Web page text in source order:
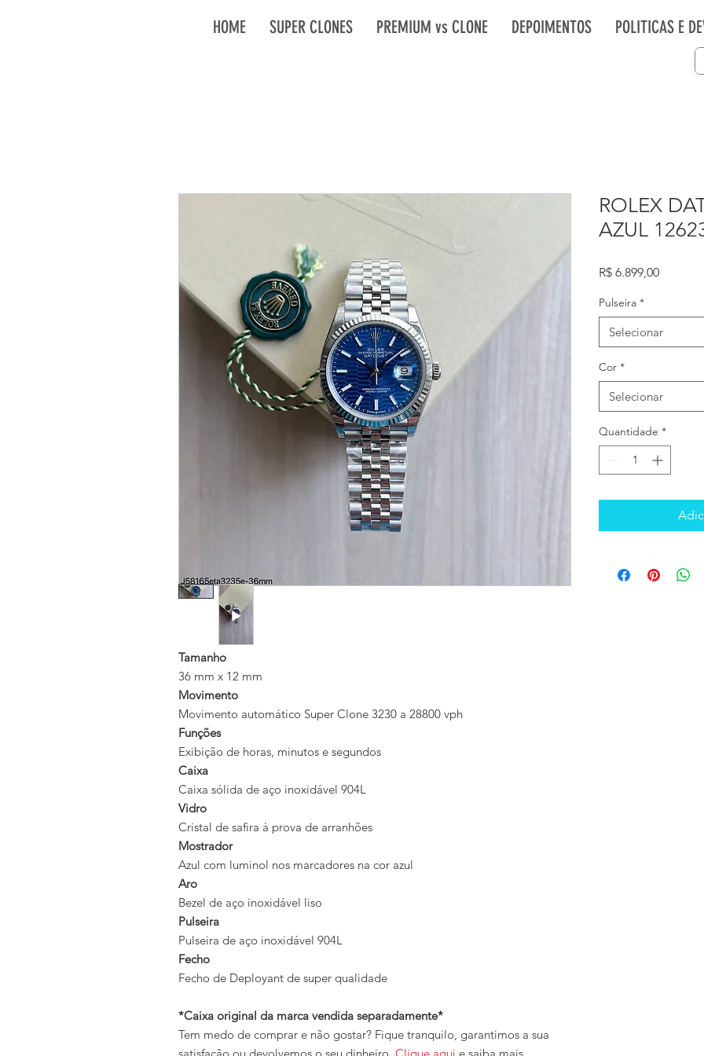
HOME SUPER CLONES PREMIUM vs CLONE DEPOIMENTOS POLITICAS E
Tamanho
36 mm x 12 mm
Movimento
Movimento automático Super Clone 3230 a 28800 vph
Funções
Exibição de horas, minutos e segundos
Caixa
Caixa sólida de aço inoxidável 904L
Vidro
Cristal de safira à prova de arranhões
Mostrador
Azul com luminol nos marcadores na cor azul
Aro
Bezel de aço inoxidável liso
Pulseira
Pulseira de aço inoxidável 904L
Fecho
Fecho de Deployant de super qualidade
*Caixa original da marca vendida separadamente*
Tem medo de comprar e não gostar? Fique tranquilo, garantimos a sua
satisfação ou devolvemos o seu dinheiro. Clique aqui e saiba mais.
ROLEX
AZUL
R$ 6.899,00Preço
Pulseira *
Selecionar
Cor *
Selecionar
Quantidade *